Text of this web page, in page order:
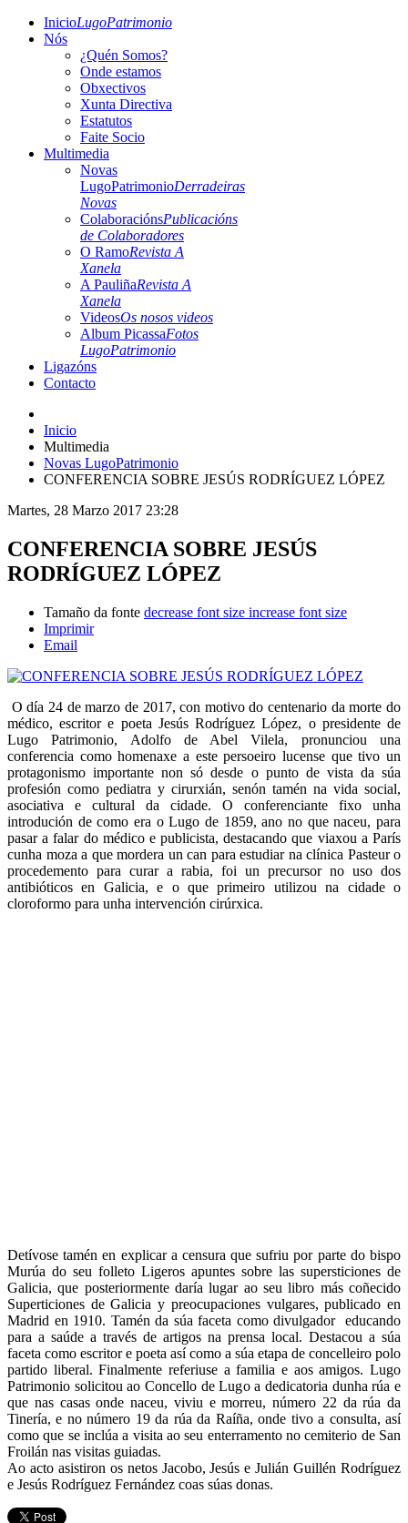
InicioLugoPatrimonio
Nós
¿Quén Somos?
Onde estamos
Obxectivos
Xunta Directiva
Estatutos
Faite Socio
Multimedia
Novas
LugoPatrimonioDerradeiras
Novas
ColaboraciónsPublicacións
de Colaboradores
O RamoRevista A
Xanela
A PauliñaRevista A
Xanela
VideosOs nosos videos
Album PicassaFotos
LugoPatrimonio
Ligazóns
Contacto
Inicio
Multimedia
Novas LugoPatrimonio
CONFERENCIA SOBRE JESÚS RODRÍGUEZ LÓPEZ
Martes, 28 Marzo 2017 23:28
CONFERENCIA SOBRE JESÚS
RODRÍGUEZ LÓPEZ
Tamaño da fonte decrease font size increase font size
Imprimir
Email
O día 24 de marzo de 2017, con motivo do centenario da morte do
médico, escritor e poeta Jesús Rodríguez López, o presidente de
Lugo Patrimonio, Adolfo de Abel Vilela, pronunciou una
conferencia como homenaxe a este persoeiro lucense que tivo un
protagonismo importante non só desde o punto de vista da súa
profesión como pediatra y cirurxián, senón tamén na vida social,
asociativa e cultural da cidade. O conferenciante fixo unha
introdución de como era o Lugo de 1859, ano no que naceu, para
pasar a falar do médico e publicista, destacando que viaxou a París
cunha moza a que mordera un can para estudiar na clínica Pasteur o
procedemento para curar a rabia, foi un precursor no uso dos
antibióticos en Galicia, e o que primeiro utilizou na cidade o
cloroformo para unha intervención cirúrxica.
Detívose tamén en explicar a censura que sufriu por parte do bispo
Murúa do seu folleto Ligeros apuntes sobre las supersticiones de
Galicia, que posteriormente daría lugar ao seu libro más coñecido
Superticiones de Galicia y preocupaciones vulgares, publicado en
Madrid en 1910. Tamén da súa faceta como divulgador educando
para a saúde a través de artigos na prensa local. Destacou a súa
faceta como escritor e poeta así como a súa etapa de concelleiro polo
partido liberal. Finalmente referiuse a familia e aos amigos. Lugo
Patrimonio solicitou ao Concello de Lugo a dedicatoria dunha rúa e
que nas casas onde naceu, viviu e morreu, número 22 da rúa da
Tinería, e no número 19 da rúa da Raíña, onde tivo a consulta, así
como que se inclúa a visita ao seu enterramento no cemiterio de San
Froilán nas visitas guiadas.
Ao acto asistiron os netos Jacobo, Jesús e Julián Guillén Rodríguez
e Jesús Rodríguez Fernández coas súas donas.